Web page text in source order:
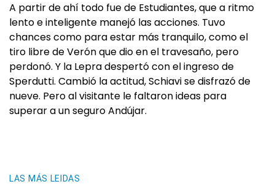
A partir de ahí todo fue de Estudiantes, que a ritmo
lento e inteligente manejó las acciones. Tuvo
chances como para estar más tranquilo, como el
tiro libre de Verón que dio en el travesaño, pero
perdonó. Y la Lepra despertó con el ingreso de
Sperdutti. Cambió la actitud, Schiavi se disfrazó de
nueve. Pero al visitante le faltaron ideas para
superar a un seguro Andújar.
LAS MÁS LEIDAS